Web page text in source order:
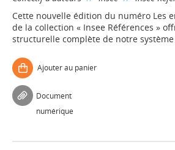
Cette nouvelle édition du numéro Les
de la collection « Insee Références »
structurelle complète de notre
Ajouter au panier
Document
numérique